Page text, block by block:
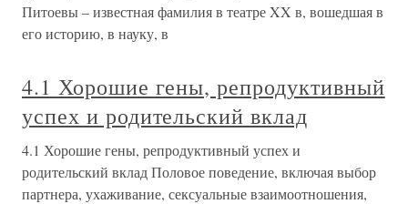
Питоевы – известная фамилия в театре XX в, вошедшая в
его историю, в науку, в
4.1 Хорошие гены, репродуктивный
успех и родительский вклад
4.1 Хорошие гены, репродуктивный успех и
родительский вклад Половое поведение, включая выбор
партнера, ухаживание, сексуальные взаимоотношения,